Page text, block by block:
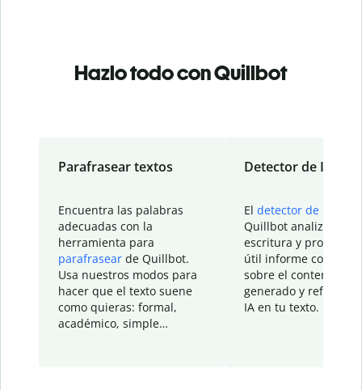
Hazlo todo con Quillbot
Parafrasear textos
Encuentra las palabras
adecuadas con la
herramienta para
parafrasear de Quillbot.
Usa nuestros modos para
hacer que el texto suene
como quieras: formal,
académico, simple…
Detector de IA
El detector de IA
Quillbot analiza tu
escritura y
útil informe con
sobre el contenido
generado y refinado
IA en tu texto.